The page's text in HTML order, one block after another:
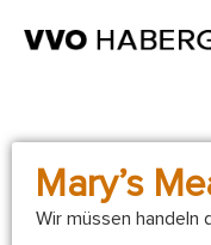
Mary’s
Wir müssen handeln